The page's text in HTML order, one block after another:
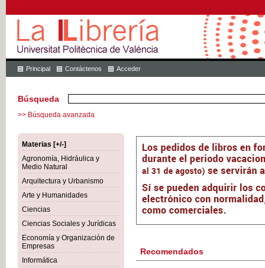
Principal Contáctenos Acceder
Búsqueda
>> Búsqueda avanzada
Materias [+/-]
Agronomía, Hidráulica y
Medio Natural
Arquitectura y Urbanismo
Arte y Humanidades
Ciencias
Ciencias Sociales y Jurídicas
Economía y Organización de
Empresas
Informática
Recomendados